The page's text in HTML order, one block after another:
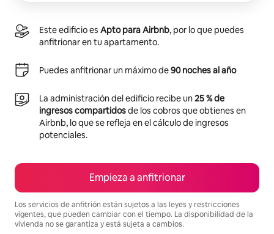
Este edificio es Apto para Airbnb, por lo que puedes
anfitrionar en tu apartamento.
Puedes anfitrionar un máximo de90 noches al año
La administración del edificio recibe un25 % de
ingresos compartidosde los cobros que obtienes en
Airbnb, lo que se refleja en el cálculo de ingresos
potenciales.
Empieza a anfitrionar
Los servicios de anfitrión están sujetos a las leyes y restricciones
vigentes, que pueden cambiar con el tiempo. La disponibilidad de la
vivienda no se garantiza y está sujeta a cambios.